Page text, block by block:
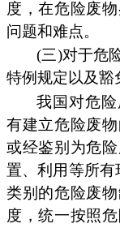
度，在危险废
问题和难点。
(三)对于危
特例规定以及豁
我国对危
有建立危险废
或经鉴别为危
置、利用等所
类别的危险废
度，统一按照